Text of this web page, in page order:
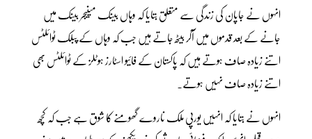
انہوں نے جاپان کی زندگی سے متعلق بتایا کہ وہاں بینک مینیجر بینک میں
جانے کے بعد قدموں میں آکر بیٹھ جاتے ہیں جب کہ وہاں کے پبلک ٹوائلٹس
اتنے زیادہ صاف ہوتے ہیں کہ پاکستان کے فائیو اسٹارز ہوٹلز کے ٹوائلٹس بھی
اتنے زیادہ صاف نہیں ہوتے۔
انہوں نے بتایا کہ انہیں یورپی ملک ناروے گھومنے کا شوق ہے جب کہ کچھ